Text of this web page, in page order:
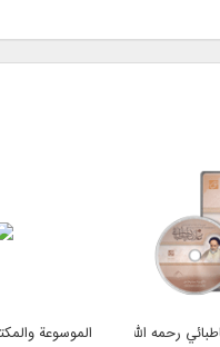
رحمه الله الإصدار الثاني
الموسوعة